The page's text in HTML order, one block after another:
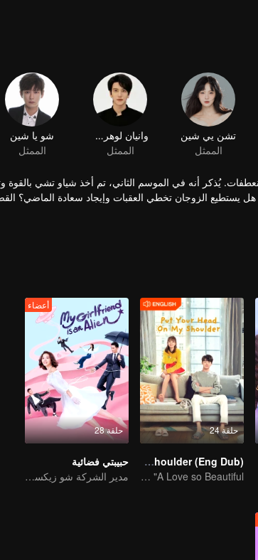
تشن يي شين
الممثل
وانيان لوهرونج
الممثل
يُذكر أنه في الموسم الثاني، تم أخذ شياو تشي بالقوة
الزوجان تخطي العقبات وإيجاد سعادة الماضي؟
حلقة 24
Put Your Head On My Shoulder (Eng Dub)
It was adapted from the same series of novels as "A Love so Beautiful"
حلقة 28
أعضاء
حبيبتي فضائية
مدير الشركة شو زيكسيان يلتقي بفتاة من الفضاء